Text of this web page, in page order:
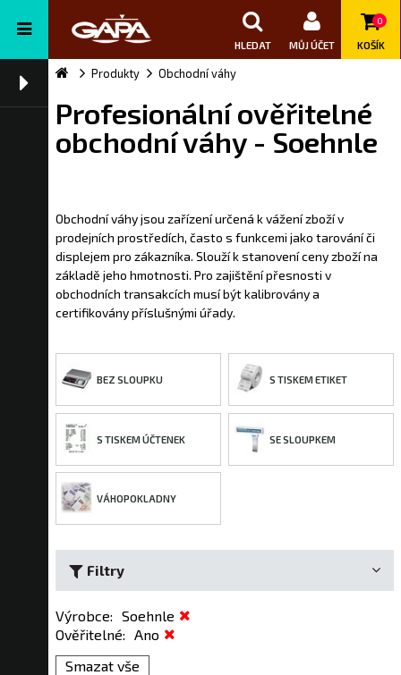
HLEDAT MŮJ ÚČET
0
KOŠÍK
Produkty Obchodní váhy
Profesionální ověřitelné
obchodní váhy - Soehnle
Obchodní váhy jsou zařízení určená k vážení zboží v
prodejních prostředích, často s funkcemi jako tarování či
displejem pro zákazníka. Slouží k stanovení ceny zboží na
základě jeho hmotnosti. Pro zajištění přesnosti v
obchodních transakcích musí být kalibrovány a
certifikovány příslušnými úřady.
BEZ SLOUPKU S TISKEM ETIKET
S TISKEM ÚČTENEK SE SLOUPKEM
VÁHOPOKLADNY
Filtry
Výrobce: Soehnle
Ověřitelné: Ano
Smazat vše